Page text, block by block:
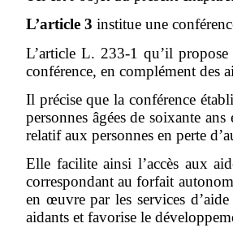
L’article 3 institue une
L’article L. 233-1 qu’il
conférence, en complément des
Il précise que la conférence
personnes âgées de soixante
relatif aux personnes en perte
Elle facilite ainsi l’accès aux
correspondant au forfait
en œuvre par les services
aidants et favorise le